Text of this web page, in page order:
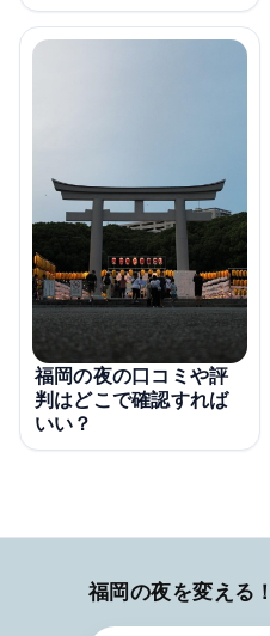
福岡の夜の口コミや評
判はどこで確認すれば
いい？